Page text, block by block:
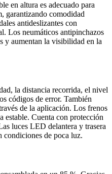
en altura es adecuado para
garantizando comodidad
antideslizantes con
Los neumáticos antipinchazos
y aumentan la visibilidad en la
la distancia recorrida, el nivel
códigos de error. También
de la aplicación. Los frenos
estable. Cuenta con protección
luces LED delantera y trasera
de poca luz.